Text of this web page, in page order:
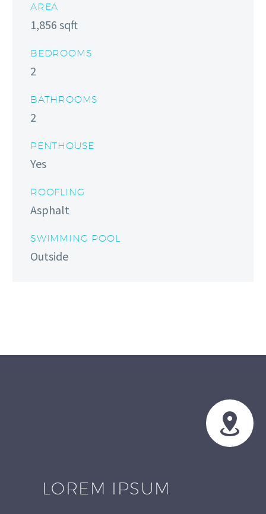
AREA
1,856 sqft
BEDROOMS
2
BATHROOMS
2
PENTHOUSE
Yes
ROOFLING
Asphalt
SWIMMING POOL
Outside


LOREM IPSUM